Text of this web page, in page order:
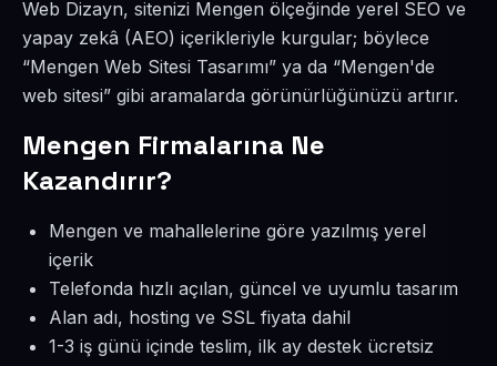
Web Dizayn, sitenizi Mengen ölçeğinde yerel SEO ve
yapay zekâ (AEO) içerikleriyle kurgular; böylece
“Mengen Web Sitesi Tasarımı” ya da “Mengen'de
web sitesi” gibi aramalarda görünürlüğünüzü artırır.
Mengen Firmalarına Ne
Kazandırır?
Mengen ve mahallelerine göre yazılmış yerel
içerik
Telefonda hızlı açılan, güncel ve uyumlu tasarım
Alan adı, hosting ve SSL fiyata dahil
1-3 iş günü içinde teslim, ilk ay destek ücretsiz